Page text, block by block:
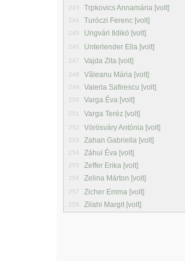
243 Trpkovics Annamária [volt]
244 Turóczi Ferenc [volt]
245 Ungvári Ildikó [volt]
246 Unterlender Ella [volt]
247 Vajda Zita [volt]
248 Văleanu Mária [volt]
249 Valeria Safirescu [volt]
250 Varga Éva [volt]
251 Varga Teréz [volt]
252 Vörösváry Antónia [volt]
253 Zahan Gabriella [volt]
254 Záhui Éva [volt]
255 Zeffer Erika [volt]
256 Zelina Márton [volt]
257 Zicher Emma [volt]
258 Zilahi Margit [volt]